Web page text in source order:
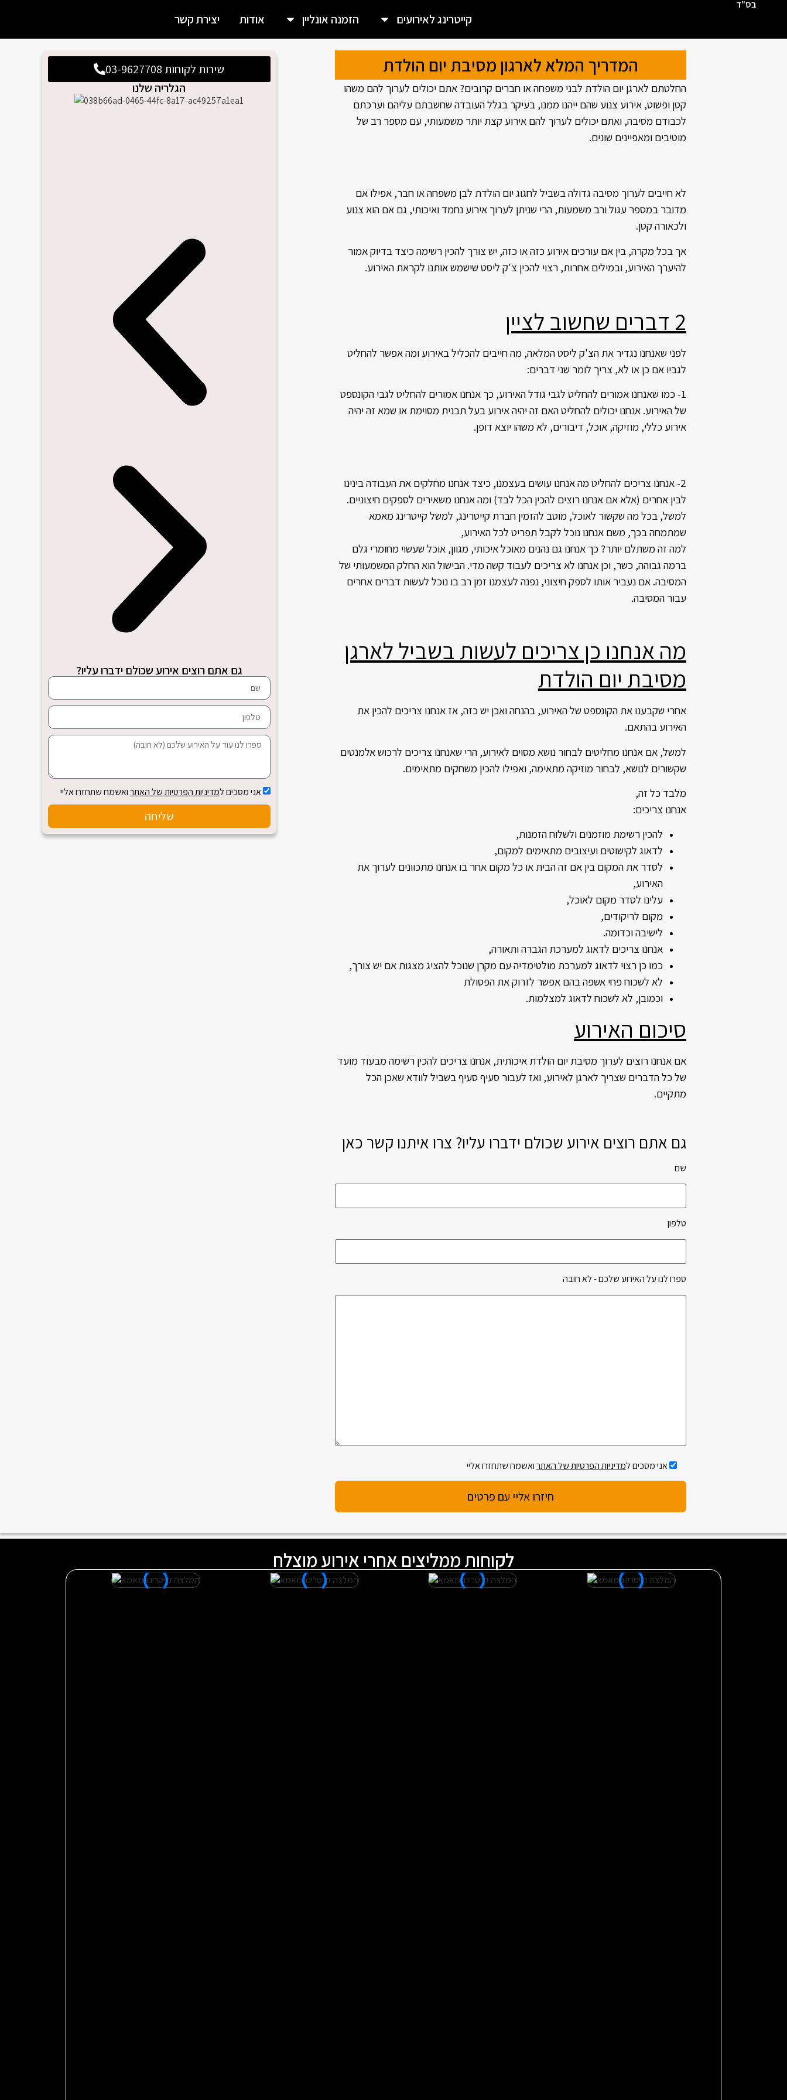
בס"ד
קייטרינג לאירועים הזמנה אונליין אודות יצירת קשר
שירות לקוחות 03-9627708
הגלריה שלנו
גם אתם רוצים אירוע שכולם ידברו עליו?
אני מסכים למדיניות הפרטיות של האתרואשמח שתחזרו אליי
שליחה
המדריך המלא לארגון מסיבת יום הולדת
החלטתם לארגן יום הולדת לבני משפחה או חברים קרובים? אתם יכולים לערוך להם משהו
קטן ופשוט, אירוע צנוע שהם ייהנו ממנו, בעיקר בגלל העובדה שחשבתם עליהם וערכתם
לכבודם מסיבה, ואתם יכולים לערוך להם אירוע קצת יותר משמעותי, עם מספר רב של
מוטיבים ומאפיינים שונים.
לא חייבים לערוך מסיבה גדולה בשביל לחגוג יום הולדת לבן משפחה או חבר, אפילו אם
מדובר במספר עגול ורב משמעות, הרי שניתן לערוך אירוע נחמד ואיכותי, גם אם הוא צנוע
ולכאורה קטן.
אך בכל מקרה, בין אם עורכים אירוע כזה או כזה, יש צורך להכין רשימה כיצד בדיוק אמור
להיערך האירוע, ובמילים אחרות, רצוי להכין צ'ק ליסט שישמש אותנו לקראת האירוע.
2 דברים שחשוב לציין
לפני שאנחנו נגדיר את הצ'ק ליסט המלאה, מה חייבים להכליל באירוע ומה אפשר להחליט
לגביו אם כן או לא, צריך לומר שני דברים:
1- כמו שאנחנו אמורים להחליט לגבי גודל האירוע, כך אנחנו אמורים להחליט לגבי הקונספט
של האירוע. אנחנו יכולים להחליט האם זה יהיה אירוע בעל תבנית מסוימת או שמא זה יהיה
אירוע כללי, מוזיקה, אוכל, דיבורים, לא משהו יוצא דופן.
2- אנחנו צריכים להחליט מה אנחנו עושים בעצמנו, כיצד אנחנו מחלקים את העבודה בינינו
לבין אחרים (אלא אם אנחנו רוצים להכין הכל לבד) ומה אנחנו משאירים לספקים חיצוניים.
למשל, בכל מה שקשור לאוכל, מוטב להזמיןחברת קייטרינג, למשל קייטרינג מאמא
שמתמחה בכך, משם אנחנו נוכל לקבל תפריט לכל האירוע,
למה זה משתלם יותר? כך אנחנו גם נהנים מאוכל איכותי, מגוון, אוכל שעשוי מחומרי גלם
ברמה גבוהה, כשר, וכן אנחנו לא צריכים לעבוד קשה מדי. הבישול הוא החלק המשמעותי של
המסיבה. אם נעביר אותו לספק חיצוני, נפנה לעצמנו זמן רב בו נוכל לעשות דברים אחרים
עבור המסיבה.
מה אנחנו כן צריכים לעשות בשביל לארגן
מסיבת יום הולדת
אחרי שקבענו את הקונספט של האירוע, בהנחה ואכן יש כזה, אז אנחנו צריכים להכין את
האירוע בהתאם.
למשל, אם אנחנו מחליטים לבחור נושא מסוים לאירוע, הרי שאנחנו צריכים לרכוש אלמנטים
שקשורים לנושא, לבחור מוזיקה מתאימה, ואפילו להכין משחקים מתאימים.
מלבד כל זה,
אנחנו צריכים:
להכין רשימת מוזמנים ולשלוח הזמנות,
לדאוג לקישוטים ועיצובים מתאימים למקום,
לסדר את המקום בין אם זה הבית או כל מקום אחר בו אנחנו מתכוונים לערוך את
האירוע,
עלינו לסדר מקום לאוכל,
מקום לריקודים,
לישיבה וכדומה.
אנחנו צריכים לדאוג למערכת הגברה ותאורה,
כמו כן רצוי לדאוג למערכת מולטימדיה עם מקרן שנוכל להציג מצגות אם יש צורך,
לא לשכוח פחי אשפה בהם אפשר לזרוק את הפסולת
וכמובן, לא לשכוח לדאוג למצלמות.
סיכום האירוע
אם אנחנו רוצים לערוך מסיבת יום הולדת איכותית, אנחנו צריכים להכין רשימה מבעוד מועד
של כל הדברים שצריך לארגן לאירוע, ואז לעבור סעיף סעיף בשביל לוודא שאכן הכל
מתקיים.
גם אתם רוצים אירוע שכולם ידברו עליו? צרו איתנו קשר כאן
שם
Please leave this field empty.
Please leave this field empty.
טלפון
ספרו לנו על האירוע שלכם - לא חובה
Please leave this field empty.
אני מסכים למדיניות הפרטיות של האתרואשמח שתחזרו אליי
לקוחות ממליצים אחרי אירוע מוצלח